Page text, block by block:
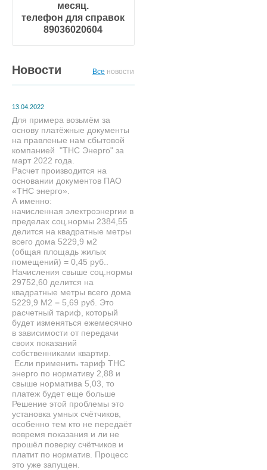
месяц.
телефон для справок
89036020604
Новости Все новости
13.04.2022
Для примера возьмём за
основу платёжные документы
на правленые нам сбытовой
компанией "ТНС Энерго" за
март 2022 года.
Расчет производится на
основании документов ПАО
«ТНС энерго».
А именно:
начисленная электроэнергии в
пределах соц.нормы 2384,55
делится на квадратные метры
всего дома 5229,9 м2
(общая площадь жилых
помещений) = 0,45 руб..
Начисления свыше соц.нормы
29752,60 делится на
квадратные метры всего дома
5229,9 М2 = 5,69 руб. Это
расчетный тариф, который
будет изменяться ежемесячно
в зависимости от передачи
своих показаний
собственниками квартир.
Если применить тариф ТНС
энерго по нормативу 2,88 и
свыше норматива 5,03, то
платеж будет еще больше
Решение этой проблемы это
установка умных счётчиков,
особенно тем кто не передаёт
вовремя показания и ли не
прошёл поверку счётчиков и
платит по норматив. Процесс
это уже запущен.